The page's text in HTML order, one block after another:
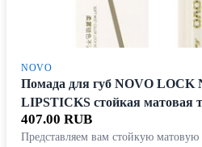
NOVO
Помада для губ NOVO LOCK
LIPSTICKS стойкая матовая
407.00 RUB
Представляем вам стойкую